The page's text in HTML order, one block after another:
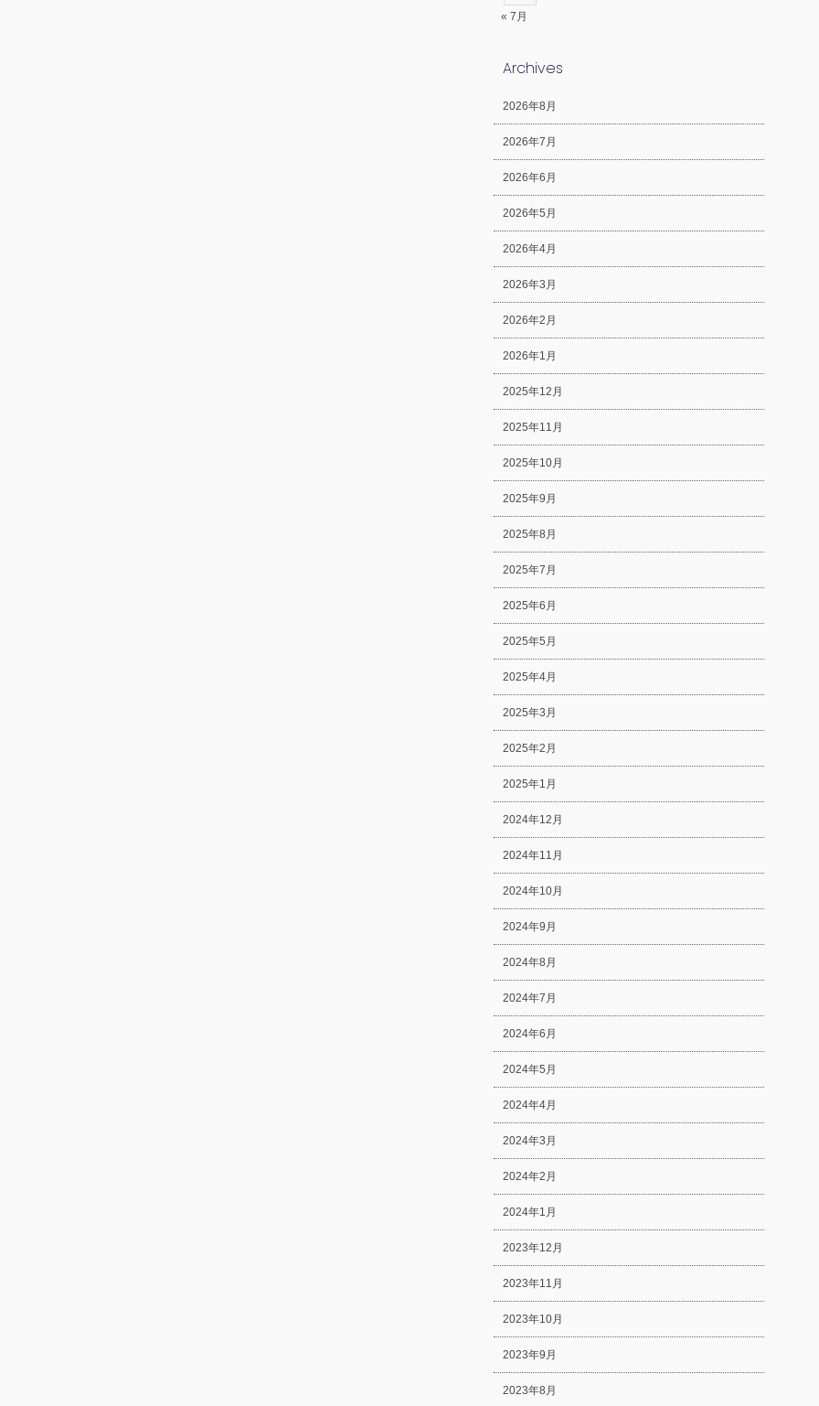
« 7月
Archives
2026年8月
2026年7月
2026年6月
2026年5月
2026年4月
2026年3月
2026年2月
2026年1月
2025年12月
2025年11月
2025年10月
2025年9月
2025年8月
2025年7月
2025年6月
2025年5月
2025年4月
2025年3月
2025年2月
2025年1月
2024年12月
2024年11月
2024年10月
2024年9月
2024年8月
2024年7月
2024年6月
2024年5月
2024年4月
2024年3月
2024年2月
2024年1月
2023年12月
2023年11月
2023年10月
2023年9月
2023年8月